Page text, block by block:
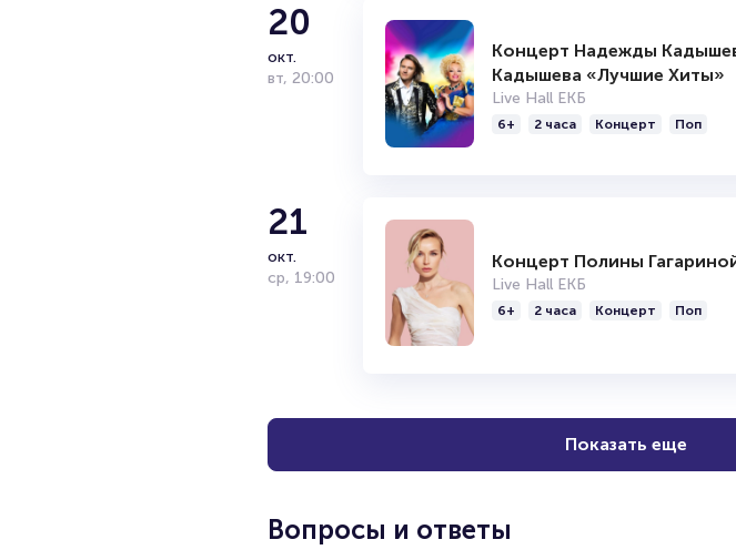
20
окт.
вт, 20:00
Концерт Надежды
Кадышева «Лучшие Хиты»
Live Hall ЕКБ
6+ 2 часа Концерт Поп
21
окт.
ср, 19:00
Концерт Полины
Live Hall ЕКБ
6+ 2 часа Концерт Поп
Показать еще
Вопросы и ответы